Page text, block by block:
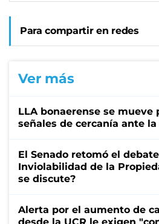
Para compartir en redes
Ver más
LLA bonaerense se mueve
señales de cercanía ante
El Senado retomó el
Inviolabilidad de la
se discute?
Alerta por el aumento de